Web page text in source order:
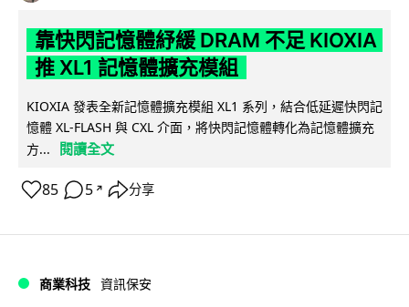
靠快閃記憶體紓緩 DRAM 不足 KIOXIA
推 XL1 記憶體擴充模組
KIOXIA 發表全新記憶體擴充模組 XL1 系列，結合低延遲快閃記
憶體 XL-FLASH 與 CXL 介面，將快閃記憶體轉化為記憶體擴充
方...
閱讀全文
85 5 ↗ 分享
商業科技 資訊保安